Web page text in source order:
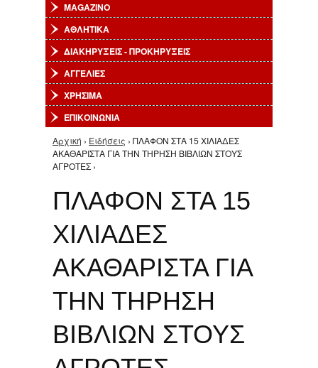
MAGAZINO
ΑΘΛΗΤΙΚΑ
ΔΙΑΚΗΡΥΞΕΙΣ - ΠΡΟΚΗΡΥΞΕΙΣ
ΑΓΓΕΛΙΕΣ
ΧΡΗΣΙΜΑ
ΕΠΙΚΟΙΝΩΝΙΑ
Είστε εδώ
Αρχική › Ειδήσεις › ΠΛΑΦΟΝ ΣΤΑ 15 ΧΙΛΙΑΔΕΣ
ΑΚΑΘΑΡΙΣΤΑ ΓΙΑ ΤΗΝ ΤΗΡΗΣΗ ΒΙΒΛΙΩΝ ΣΤΟΥΣ
ΑΓΡΟΤΕΣ ›
ΠΛΑΦΟΝ ΣΤΑ 15
ΧΙΛΙΑΔΕΣ
ΑΚΑΘΑΡΙΣΤΑ ΓΙΑ
ΤΗΝ ΤΗΡΗΣΗ
ΒΙΒΛΙΩΝ ΣΤΟΥΣ